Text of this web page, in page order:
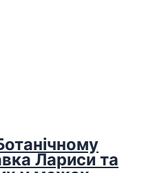
Лариси та